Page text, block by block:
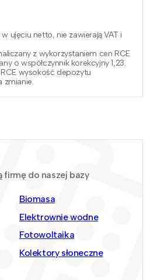
ujęciu netto, nie zawierają VAT i
z wykorzystaniem cen RCE
o współczynnik korekcyjny 1,23.
wysokość depozytu
zmianie.
firmę do naszej bazy
Biomasa
Elektrownie wodne
Fotowoltaika
Kolektory słoneczne